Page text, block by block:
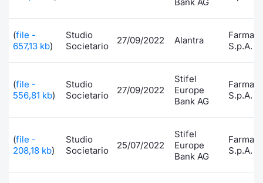
(file -
657,13 kb)
Studio
Societario
27/09/2022 Alantra
S.p.A.
(file -
556,81 kb)
Studio
Societario
27/09/2022
Stifel
Europe
Bank AG
S.p.A.
(file -
208,18 kb)
Studio
Societario
25/07/2022
Stifel
Europe
Bank AG
S.p.A.